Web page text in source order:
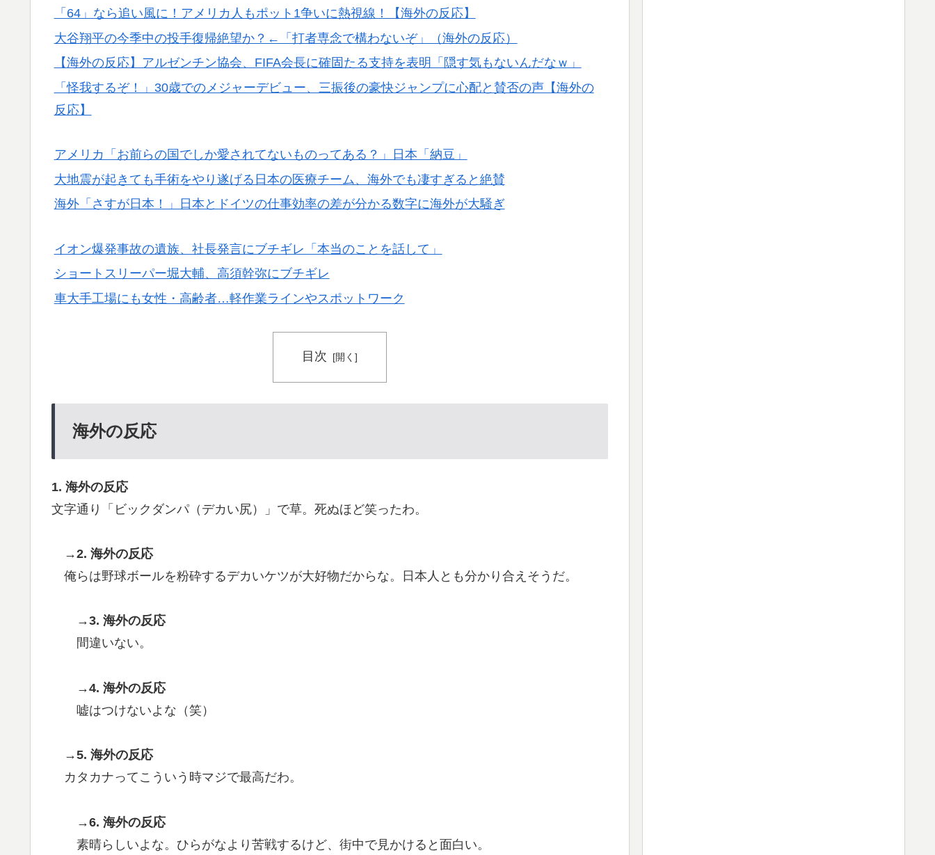
▶ フランス人「欲張りすぎだ」中村敬斗、ランス残留の可能性を会長が示唆！移籍金が交渉の壁に..現地
サポの本音がこれ！【海外の反応】
▶ 韓国人「過去のW杯で韓国代表がドーピング検査をすり抜けるように注射していたものがこちら…」
→「恥ずかしい…（ﾌﾞﾙﾌﾞﾙ」＝韓国の反応
「64」なら追い風に！アメリカ人もポット1争いに熱視線！【海外の反応】
大谷翔平の今季中の投手復帰絶望か？←「打者専念で構わないぞ」（海外の反応）
【海外の反応】アルゼンチン協会、FIFA会長に確固たる支持を表明「隠す気もないんだなｗ」
「怪我するぞ！」30歳でのメジャーデビュー、三振後の豪快ジャンプに心配と賛否の声【海外の
反応】
アメリカ「お前らの国でしか愛されてないものってある？」日本「納豆」
大地震が起きても手術をやり遂げる日本の医療チーム、海外でも凄すぎると絶賛
海外「さすが日本！」日本とドイツの仕事効率の差が分かる数字に海外が大騒ぎ
イオン爆発事故の遺族、社長発言にブチギレ「本当のことを話して」
ショートスリーパー堀大輔、高須幹弥にブチギレ
車大手工場にも女性・高齢者…軽作業ラインやスポットワーク
目次
海外の反応
1. 海外の反応
文字通り「ビックダンパ（デカい尻）」で草。死ぬほど笑ったわ。
→2. 海外の反応
俺らは野球ボールを粉砕するデカいケツが大好物だからな。日本人とも分かり合えそうだ。
→3. 海外の反応
間違いない。
→4. 海外の反応
嘘はつけないよな（笑）
→5. 海外の反応
カタカナってこういう時マジで最高だわ。
→6. 海外の反応
素晴らしいよな。ひらがなより苦戦するけど、街中で見かけると面白い。